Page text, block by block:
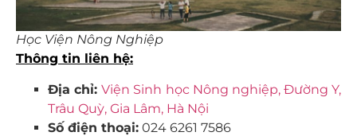
Học Viện Nông Nghiệp
Thông tin liên hệ:
Địa chỉ:Viện Sinh học Nông nghiệp, Đường Y,
Trâu Quỳ, Gia Lâm, Hà Nội
Số điện thoại: 024 6261 7586